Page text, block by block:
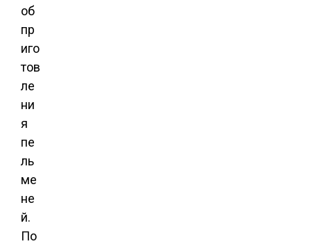
об
пр
иго
тов
ле
ни
я
пе
ль
ме
не
й.
По